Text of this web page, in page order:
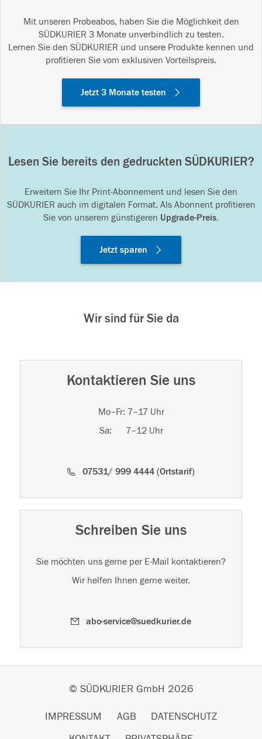
Mit unseren Probeabos, haben Sie die Möglichkeit den
SÜDKURIER 3 Monate unverbindlich zu testen.
Lernen Sie den SÜDKURIER und unsere Produkte kennen und
profitieren Sie vom exklusiven Vorteilspreis.
Jetzt 3 Monate testen
Lesen Sie bereits den gedruckten SÜDKURIER?
Erweitern Sie Ihr Print-Abonnement und lesen Sie den
SÜDKURIER auch im digitalen Format. Als Abonnent profitieren
Sie von unserem günstigeren Upgrade-Preis.
Jetzt sparen
Wir sind für Sie da
Kontaktieren Sie uns
Mo–Fr: 7–17 Uhr
Sa: 7–12 Uhr
07531/ 999 4444 (Ortstarif)
Schreiben Sie uns
Sie möchten uns gerne per E-Mail kontaktieren?
Wir helfen Ihnen gerne weiter.
abo-service@suedkurier.de
© SÜDKURIER GmbH 2026
IMPRESSUM AGB
DATENSCHUTZ